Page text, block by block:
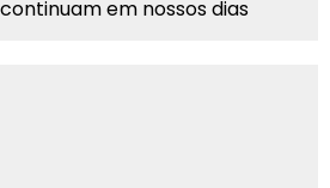
em nossos dias